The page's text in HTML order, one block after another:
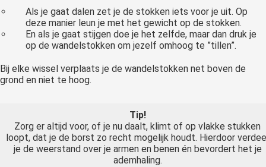
Als je gaat dalen zet je de stokken iets voor je uit. Op
deze manier leun je met het gewicht op de stokken.
En als je gaat stijgen doe je het zelfde, maar dan druk je
op de wandelstokken om jezelf omhoog te ”tillen”.
Bij elke wissel verplaats je de wandelstokken net boven de
grond en niet te hoog.
Tip!
Zorg er altijd voor, of je nu daalt, klimt of op vlakke stukken
loopt, dat je de borst zo recht mogelijk houdt. Hierdoor
je de weerstand over je armen en benen én bevordert het je
ademhaling.